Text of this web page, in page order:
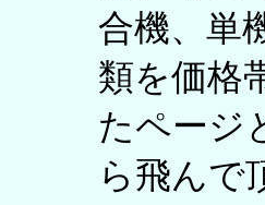
合機、単
類を価格
たページ
ら飛んで